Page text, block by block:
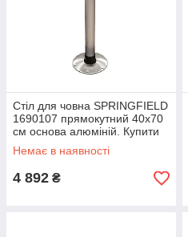
Стіл для човна SPRINGFIELD
1690107 прямокутний 40х70
см основа алюміній. Купити
стіл в човен, в катер
Немає в наявності
4 892 ₴